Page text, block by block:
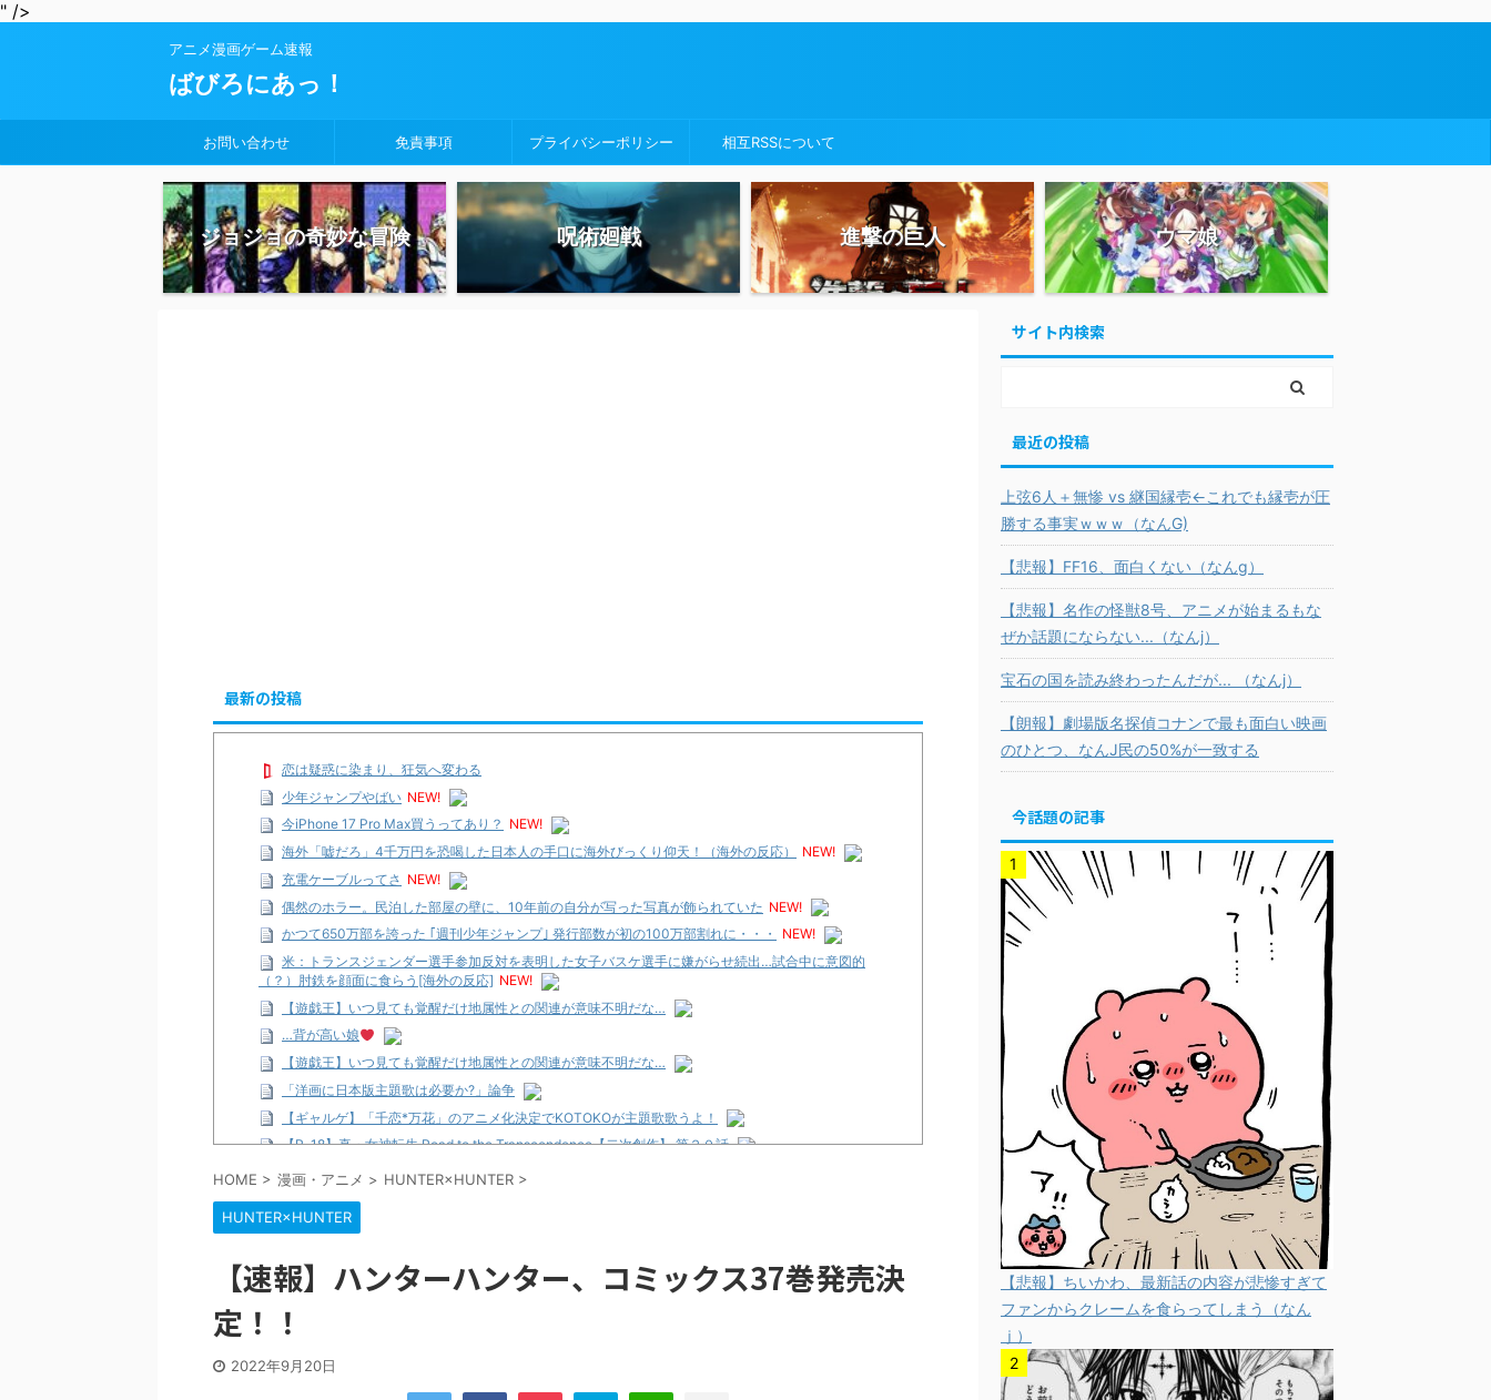
" />
アニメ漫画ゲーム速報
ばびろにあっ！
お問い合わせ 免責事項 プライバシーポリシー 相互RSSについて
ジョジョの奇妙な冒険 呪術廻戦 進撃の巨人 ウマ娘
最新の投稿
恋は疑惑に染まり、狂気へ変わる
少年ジャンプやばい NEW!
今iPhone 17 Pro Max買うってあり？ NEW!
海外「嘘だろ」4千万円を恐喝した日本人の手口に海外びっくり仰天！（海外の反応）
NEW!
充電ケーブルってさ NEW!
偶然のホラー。民泊した部屋の壁に、10年前の自分が写った写真が飾られていた NEW!
かつて650万部を誇った ｢週刊少年ジャンプ｣ 発行部数が初の100万部割れに・・・
NEW!
米：トランスジェンダー選手参加反対を表明した女子バスケ選手に嫌がらせ続出…試合中に意図的
（？）肘鉄を顔面に食らう[海外の反応] NEW!
【遊戯王】いつ見ても覚醒だけ地属性との関連が意味不明だな…
…背が高い娘
【遊戯王】いつ見ても覚醒だけ地属性との関連が意味不明だな…
「洋画に日本版主題歌は必要か?」論争
【ギャルゲ】「千恋*万花」のアニメ化決定でKOTOKOが主題歌歌うよ！
【R-18】真・女神転生 Road to the Transcendence【二次創作】 第２０話
北原ももさんの挑発!!!
【画像】この女優さん、可愛すぎる
【遊戯王】いつ見ても覚醒だけ地属性との関連が意味不明だな…
【朗報】齋藤飛鳥、前屈みで完全に見えてる動画が拡散されてしまう…
【画像】『プリズマ☆イリヤ』の新グッズ、流石に一線を越えてしまう
北原ももさんの挑発!!!
【画像】顔100点、体30点の女ｗｗｗ
HOME > 漫画・アニメ > HUNTER×HUNTER >
HUNTER×HUNTER
【速報】ハンターハンター、コミックス37巻発売決
定！！
2022年9月20日
サイト内検索
最近の投稿
上弦6人＋無惨 vs 継国縁壱←これでも縁壱が圧
勝する事実ｗｗｗ（なんG)
【悲報】FF16、面白くない（なんg）
【悲報】名作の怪獣8号、アニメが始まるもな
ぜか話題にならない...（なんj）
宝石の国を読み終わったんだが... （なんj）
【朗報】劇場版名探偵コナンで最も面白い映画
のひとつ、なんJ民の50%が一致する
今話題の記事
【悲報】ちいかわ、最新話の内容が悲惨すぎて
ファンからクレームを食らってしまう（なん
ｊ）